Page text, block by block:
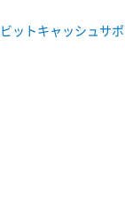
ビットキャッシュサ